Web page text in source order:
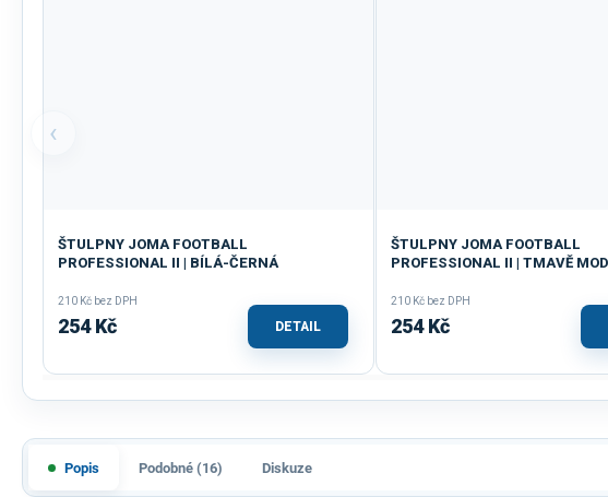
‹
ŠTULPNY JOMA FOOTBALL
PROFESSIONAL II | BÍLÁ-ČERNÁ
210 Kč bez DPH
254 Kč DETAIL
ŠTULPNY JOMA FOOTBALL
PROFESSIONAL II | TMAVĚ
210 Kč bez DPH
254 Kč
Popis Podobné (16) Diskuze